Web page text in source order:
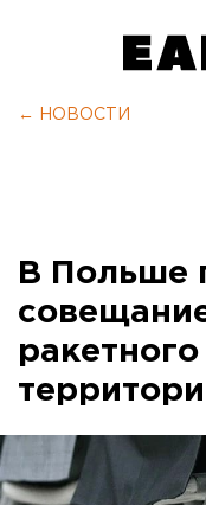
← НОВОСТИ
В Польше